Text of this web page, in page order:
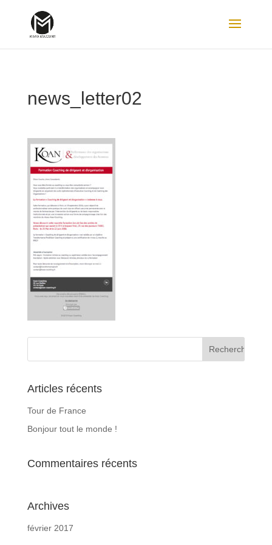
news_letter02
Articles récents
Tour de France
Bonjour tout le monde !
Commentaires récents
Archives
février 2017